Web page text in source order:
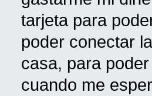
tarjeta para
poder conectar
casa, para
cuando me